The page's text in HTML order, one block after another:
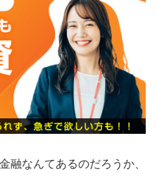
融なんてあるのだろうか、